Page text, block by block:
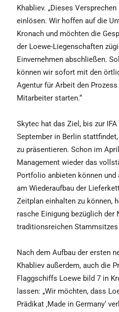
Khabliev. „Dieses
einlösen. Wir hoffen auf die
Kronach und möchten die
der Loewe-Liegenschaften
Einvernehmen abschließen.
können wir sofort mit den
Agentur für Arbeit den
Mitarbeiter starten.“
Skytec hat das Ziel, bis zur
September in Berlin
zu präsentieren. Schon im
Management wieder das
Portfolio anbieten können
am Wiederaufbau der
Zeitplan einhalten zu können,
rasche Einigung bezüglich der
traditionsreichen Stammsitzes
Nach dem Aufbau der ersten
Khabliev außerdem, auch die
Flaggschiffs Loewe bild 7 in
lassen: „Wir möchten, dass
Prädikat ‚Made in Germany‘